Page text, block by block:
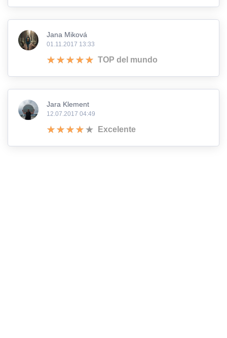
Jana Miková
01.11.2017 13:33
TOP del mundo
Jara Klement
12.07.2017 04:49
Excelente